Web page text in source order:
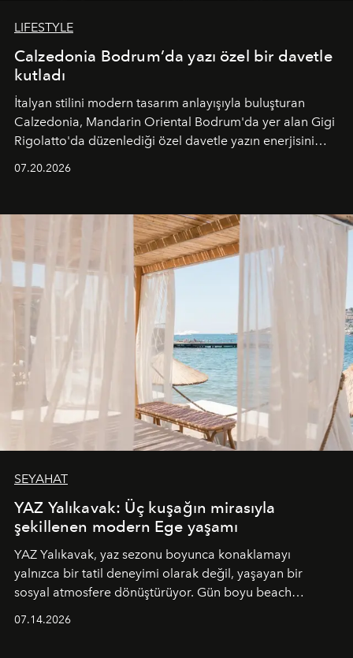
LIFESTYLE
Calzedonia Bodrum’da yazı özel bir davetle
kutladı
İtalyan stilini modern tasarım anlayışıyla buluşturan
Calzedonia, Mandarin Oriental Bodrum'da yer alan Gigi
Rigolatto'da düzenlediği özel davetle yazın enerjisini
07.20.2026
SEYAHAT
YAZ Yalıkavak: Üç kuşağın mirasıyla
şekillenen modern Ege yaşamı
YAZ Yalıkavak, yaz sezonu boyunca konaklamayı
yalnızca bir tatil deneyimi olarak değil, yaşayan bir
sosyal atmosfere dönüştürüyor. Gün boyu beach
07.14.2026